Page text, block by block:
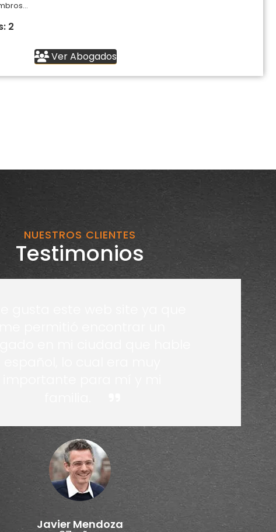
2
Ver Abogados
NUESTROS CLIENTES
Testimonios
Javier Mendoza